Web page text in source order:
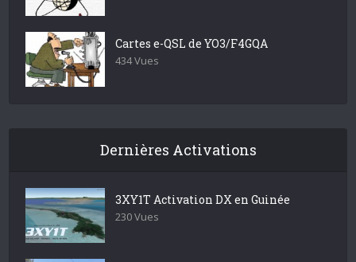
Cartes e-QSL de YO3/F4GQA
434 Vues
Dernières Activations
3XY1T Activation DX en Guinée
230 Vues